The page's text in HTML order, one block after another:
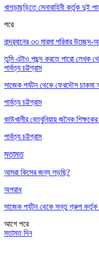
খাগড়াছড়িতে সেনাবাহিনী কর্তৃক দুই
পরে
বান্দরবানের ৩৩ মারমা পরিবার
তুমি এটাও পছন্দ করতে পারো লেখক
পার্বত্য চট্টগ্রাম
সাজেক পর্যটন থেকে ফেরদৌস চাকমা
পার্বত্য চট্টগ্রাম
কাউখালীর বেতবুনিয়ায় জনৈক
পার্বত্য চট্টগ্রাম
মতামত
আমরা কিসের জন্য লড়ছি?
অপরাধ
সাজেক পর্যটন থেকে সন্তু গ্রুপ
আগে পরে
মতামত দিন